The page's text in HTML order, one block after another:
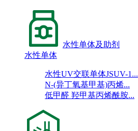
水性单体及助剂
水性单体
水性UV交联单体JSUV-1...
N-(异丁氧基甲基)丙烯...
低甲醛 羟甲基丙烯酰胺...